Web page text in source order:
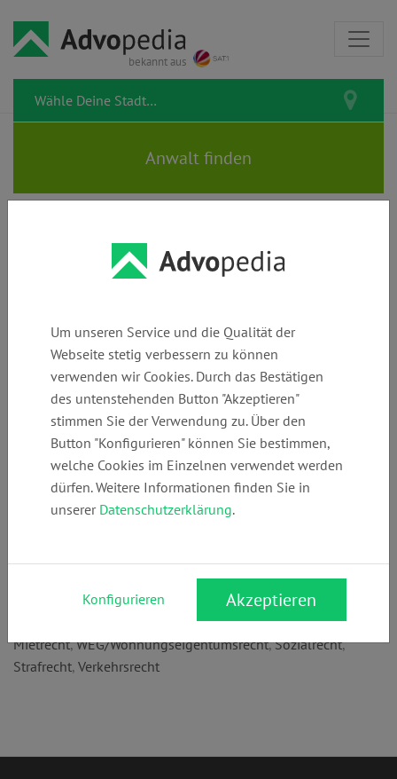
bekannt aus
RIEMANN | Rechtsanwältinnen |
Telefon:
+49 (0)
2364935192
E-Mail:
info@law-
riemann.de
Webseite:
www.anwaltskan
zlei-riemann.de
Rechtsgebiete:
Arbeitsrecht,Betreuungsrecht,
Mietrecht,WEG/Wohnungseigentumsrecht,Sozialrecht,
Strafrecht, Verkehrsrecht
Um unseren Service und die Qualität der
Webseite stetig verbessern zu können
verwenden wir Cookies. Durch das Bestätigen
des untenstehenden Button "Akzeptieren"
stimmen Sie der Verwendung zu. Über den
Button "Konfigurieren" können Sie bestimmen,
welche Cookies im Einzelnen verwendet werden
dürfen. Weitere Informationen finden Sie in
unserer Datenschutzerklärung.
Konfigurieren Akzeptieren